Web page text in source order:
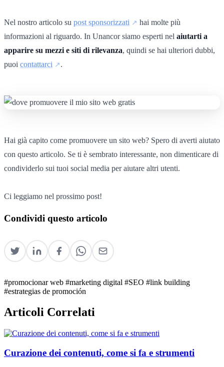
Nel nostro articolo su post sponsorizzati
hai molte più
informazioni al riguardo. In Unancor siamo esperti nel aiutarti a
apparire su mezzi e siti di rilevanza, quindi se hai ulteriori dubbi,
puoi contattarci .
Hai già capito come promuovere un sito web? Spero di averti aiutato
con questo articolo. Se ti è sembrato interessante, non dimenticare di
condividerlo sui tuoi social media per aiutare altri utenti.
Ci leggiamo nel prossimo post!
Condividi questo articolo
#promocionar web #marketing digital #SEO #link building
#estrategias de promoción
Articoli Correlati
Curazione dei contenuti, come si fa e strumenti